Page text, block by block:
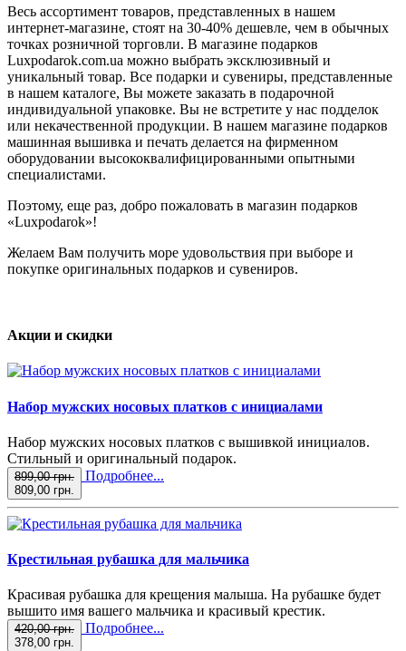
Весь ассортимент товаров, представленных в нашем
интернет-магазине, стоят на 30-40% дешевле, чем в обычных
точках розничной торговли. В магазине подарков
Luxpodarok.com.ua можно выбрать эксклюзивный и
уникальный товар. Все подарки и сувениры, представленные
в нашем каталоге, Вы можете заказать в подарочной
индивидуальной упаковке. Вы не встретите у нас подделок
или некачественной продукции. В нашем магазине подарков
машинная вышивка и печать делается на фирменном
оборудовании высококвалифицированными опытными
специалистами.
Поэтому, еще раз, добро пожаловать в магазин подарков
«Luxpodarok»!
Желаем Вам получить море удовольствия при выборе и
покупке оригинальных подарков и сувениров.
Акции и скидки
Набор мужских носовых платков с инициалами
Набор мужских носовых платков с вышивкой инициалов.
Стильный и оригинальный подарок.
899,00 грн.
809,00 грн.
Подробнее...
Крестильная рубашка для мальчика
Красивая рубашка для крещения малыша. На рубашке будет
вышито имя вашего мальчика и красивый крестик.
420,00 грн.
378,00 грн.
Подробнее...